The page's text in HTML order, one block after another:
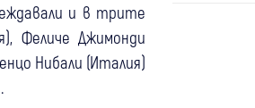
и в трите
Феличе Джимонди
Нибали (Италия)